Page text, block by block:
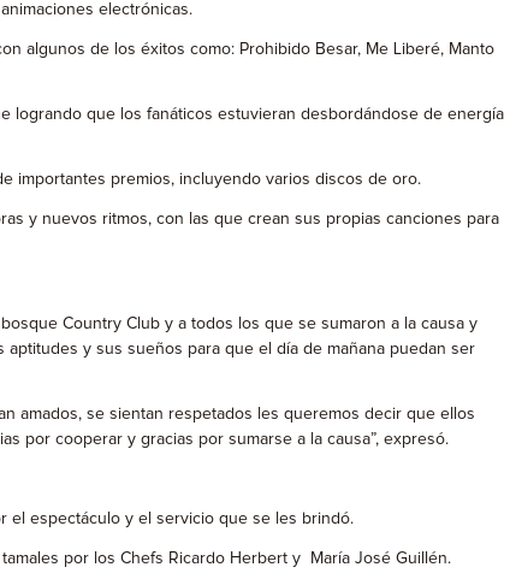
electrónicas.
algunos de los éxitos como: Prohibido Besar, Me Liberé, Manto
logrando que los fanáticos estuvieran desbordándose de energía
importantes premios, incluyendo varios discos de oro.
y nuevos ritmos, con las que crean sus propias canciones para
Country Club y a todos los que se sumaron a la causa y
y sus sueños para que el día de mañana puedan ser
amados, se sientan respetados les queremos decir que ellos
por cooperar y gracias por sumarse a la causa”, expresó.
el espectáculo y el servicio que se les brindó.
por los Chefs Ricardo Herbert y María José Guillén.